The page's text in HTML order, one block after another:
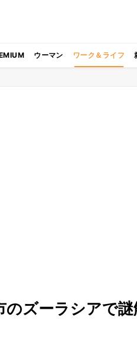
ウーマン ワーク＆ライフ
のズーラシアで